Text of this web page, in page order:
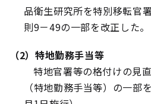
品衛生研究所を特別移転官
則9－49の一部を改正した。
（2）特地勤務手当等
特地官署等の格付けの見
（特地勤務手当等）の一部